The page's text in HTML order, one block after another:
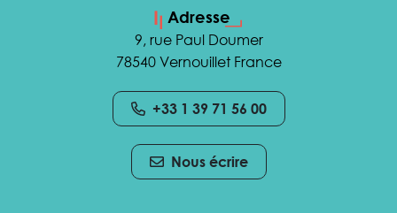
Adresse
9, rue Paul Doumer
78540 Vernouillet France
+33 1 39 71 56 00
Nous écrire